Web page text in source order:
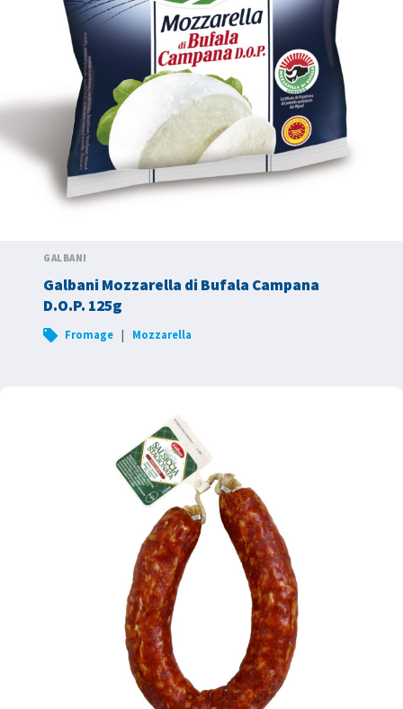
GALBANI
Galbani Mozzarella di Bufala Campana
D.O.P. 125g
Fromage | Mozzarella